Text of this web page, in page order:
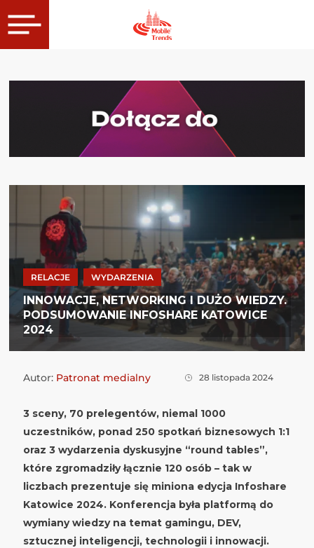
RELACJE WYDARZENIA
INNOWACJE, NETWORKING I DUŻO WIEDZY.
PODSUMOWANIE INFOSHARE KATOWICE
2024
Autor: Patronat medialny 28 listopada 2024
3 sceny, 70 prelegentów, niemal 1000
uczestników, ponad 250 spotkań biznesowych 1:1
oraz 3 wydarzenia dyskusyjne “round tables”,
które zgromadziły łącznie 120 osób – tak w
liczbach prezentuje się miniona edycja Infoshare
Katowice 2024. Konferencja była platformą do
wymiany wiedzy na temat gamingu, DEV,
sztucznej inteligencji, technologii i innowacji.